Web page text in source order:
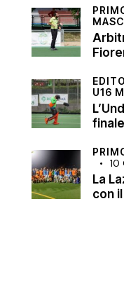
U16 M
finale
10
La
con